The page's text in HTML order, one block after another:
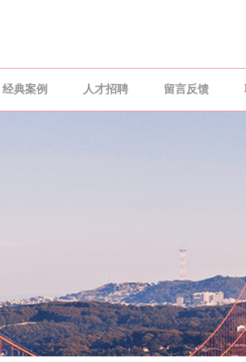
经典案例 人才招聘 留言反馈